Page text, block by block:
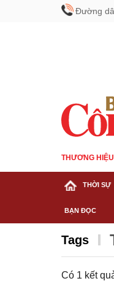
Đường
THƯƠNG
THỜI SỰ
BẠN ĐỌC
Tags
Có 1 kết